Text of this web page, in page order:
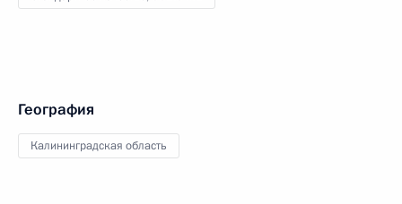
География
Калининградская область